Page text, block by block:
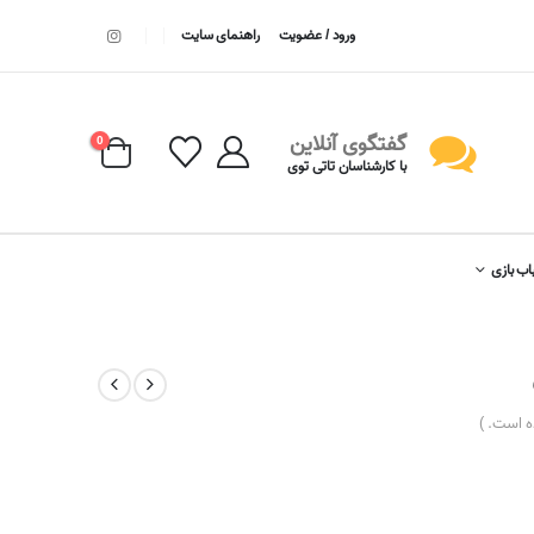
ورود / عضویت راهنمای سایت
گفتگوی آنلاین
با کارشناسان تاتی توی
0
بازی
است. )